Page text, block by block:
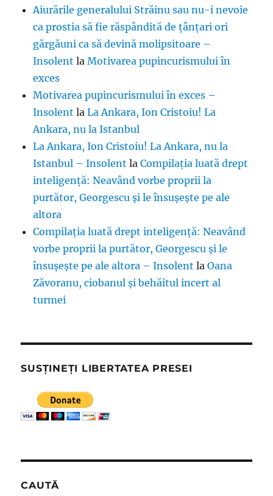
Aiurările generalului Străinu sau nu-i nevoie
ca prostia să fie răspândită de țânțari ori
gărgăuni ca să devină molipsitoare –
Insolent laMotivarea pupincurismului în
exces
Motivarea pupincurismului în exces –
Insolent laLa Ankara, Ion Cristoiu! La
Ankara, nu la Istanbul
La Ankara, Ion Cristoiu! La Ankara, nu la
Istanbul – Insolent laCompilația luată drept
inteligență: Neavând vorbe proprii la
purtător, Georgescu și le însușește pe ale
altora
Compilația luată drept inteligență: Neavând
vorbe proprii la purtător, Georgescu și le
însușește pe ale altora – Insolent laOana
Zăvoranu, ciobanul și behăitul incert al
turmei
SUSȚINEȚI LIBERTATEA PRESEI
CAUTĂ